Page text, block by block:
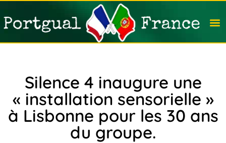
Silence 4 inaugure une
« installation sensorielle »
à Lisbonne pour les 30 ans
du groupe.